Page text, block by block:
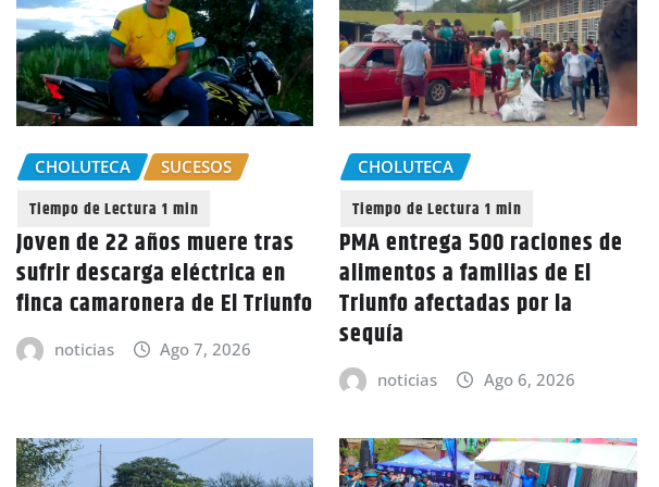
CHOLUTECA SUCESOS
Joven de 22 años muere tras
sufrir descarga eléctrica en
finca camaronera de El Triunfo
noticias Ago 7, 2026
CHOLUTECA
PMA entrega 500 raciones de
alimentos a familias de El
Triunfo afectadas por la
sequía
noticias Ago 6, 2026